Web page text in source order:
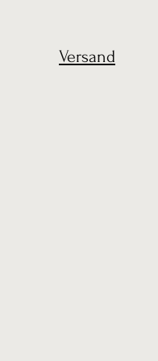
Versand